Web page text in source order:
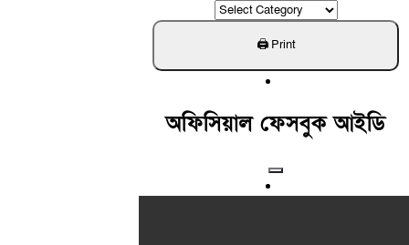
ক্যাটাগরি
খুঁজুন
অফিসিয়াল ফেসবুক আইডি